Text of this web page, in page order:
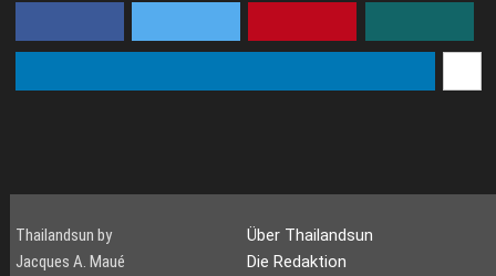
Thailandsun by
Jacques A. Maué
Über Thailandsun
Die Redaktion